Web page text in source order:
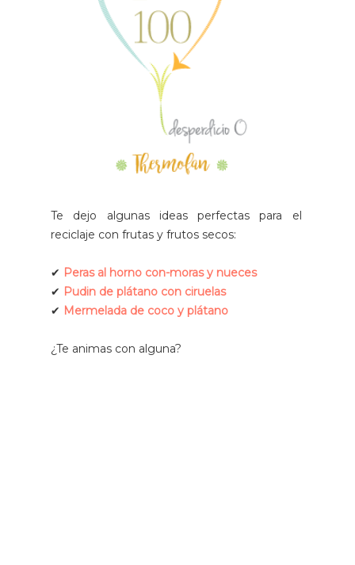
Te dejo algunas ideas perfectas para el
reciclaje con frutas y frutos secos:
✔ Peras al horno con-moras y nueces
✔ Pudin de plátano con ciruelas
✔ Mermelada de coco y plátano
¿Te animas con alguna?